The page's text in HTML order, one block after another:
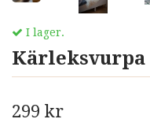
I lager.
299 kr